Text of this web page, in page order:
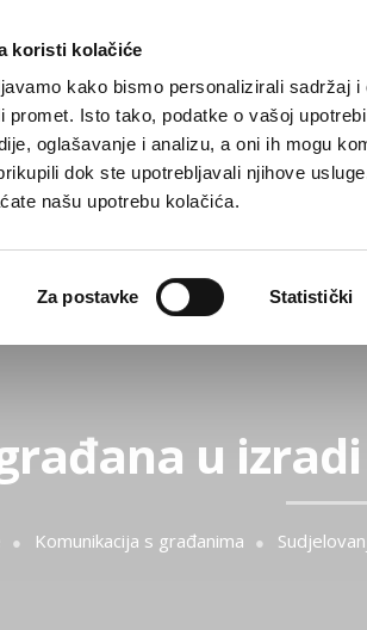
koristi kolačiće
kako bismo personalizirali sadržaj
promet. Isto tako, podatke o vašoj
oglašavanje i analizu, a oni ih mogu
dok ste upotrebljavali njihove
našu upotrebu kolačića.
Za postavke Statistički
u
Komunikacija s građanima